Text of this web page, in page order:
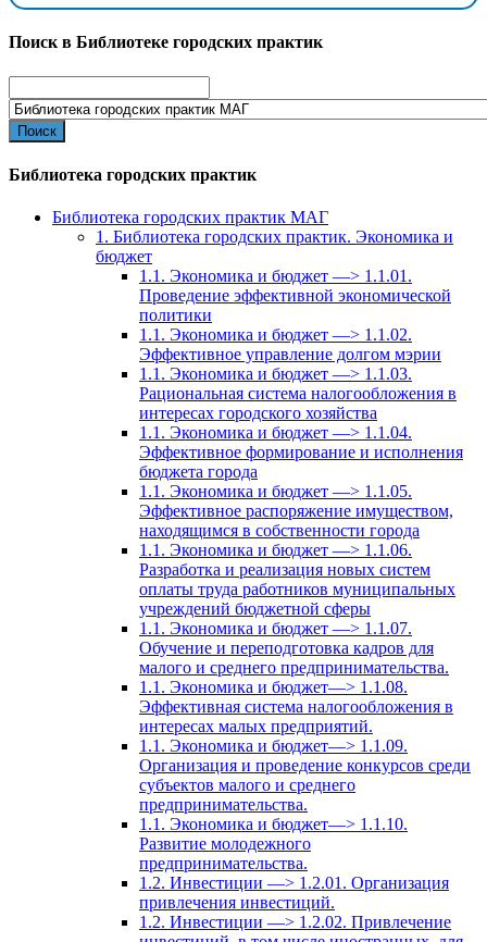
Поиск в Библиотеке городских практик
for:
Библиотека городских практик
Библиотека городских практик МАГ
1. Библиотека городских практик. Экономика и
бюджет
1.1. Экономика и бюджет —> 1.1.01.
Проведение эффективной экономической
политики
1.1. Экономика и бюджет —> 1.1.02.
Эффективное управление долгом мэрии
1.1. Экономика и бюджет —> 1.1.03.
Рациональная система налогообложения в
интересах городского хозяйства
1.1. Экономика и бюджет —> 1.1.04.
Эффективное формирование и исполнения
бюджета города
1.1. Экономика и бюджет —> 1.1.05.
Эффективное распоряжение имуществом,
находящимся в собственности города
1.1. Экономика и бюджет —> 1.1.06.
Разработка и реализация новых систем
оплаты труда работников муниципальных
учреждений бюджетной сферы
1.1. Экономика и бюджет —> 1.1.07.
Обучение и переподготовка кадров для
малого и среднего предпринимательства.
1.1. Экономика и бюджет—> 1.1.08.
Эффективная система налогообложения в
интересах малых предприятий.
1.1. Экономика и бюджет—> 1.1.09.
Организация и проведение конкурсов среди
субъектов малого и среднего
предпринимательства.
1.1. Экономика и бюджет—> 1.1.10.
Развитие молодежного
предпринимательства.
1.2. Инвестиции —> 1.2.01. Организация
привлечения инвестиций.
1.2. Инвестиции —> 1.2.02. Привлечение